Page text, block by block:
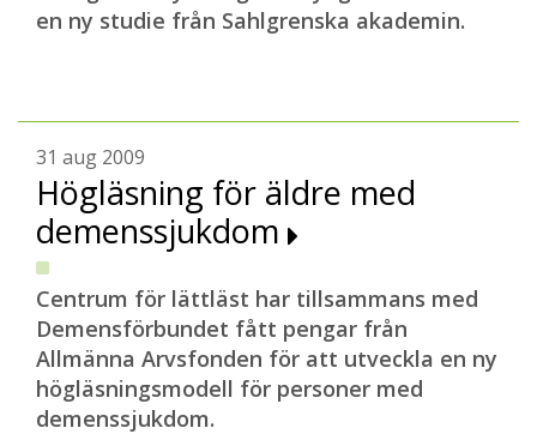
en ny studie från Sahlgrenska akademin.
31 aug 2009
Högläsning för äldre med
demenssjukdom
Centrum för lättläst har tillsammans med
Demensförbundet fått pengar från
Allmänna Arvsfonden för att utveckla en ny
högläsningsmodell för personer med
demenssjukdom.